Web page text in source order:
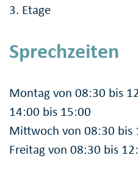
3. Etage
Sprechzeiten
Montag von 08:30 bis
14:00 bis 15:00
Mittwoch von 08:30 bis
Freitag von 08:30 bis